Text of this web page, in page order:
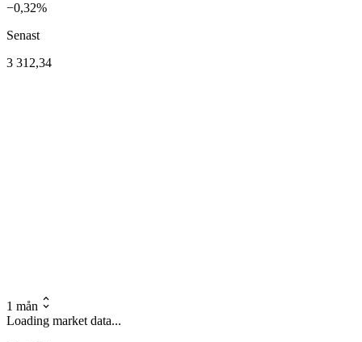
−0,32%
Senast
3 312,34
1 mån
Loading market data...